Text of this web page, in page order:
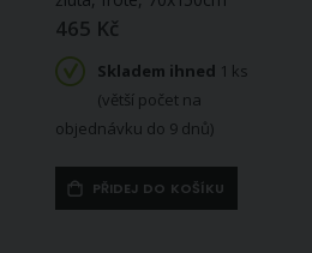
465 Kč
Skladem ihned 1 ks
(větší počet na
objednávku do 9 dnů)
PŘIDEJ DO KOŠÍKU